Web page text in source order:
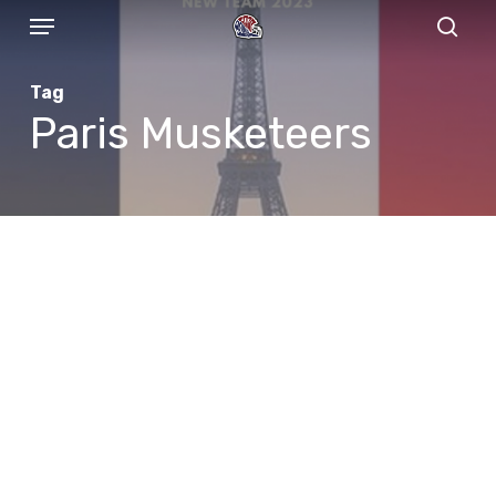
SkipMenu
Tag
Paris Musketeers